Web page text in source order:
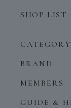
SHOP LIST
CATEGORY
BRAND
MEMBERS
GUIDE &